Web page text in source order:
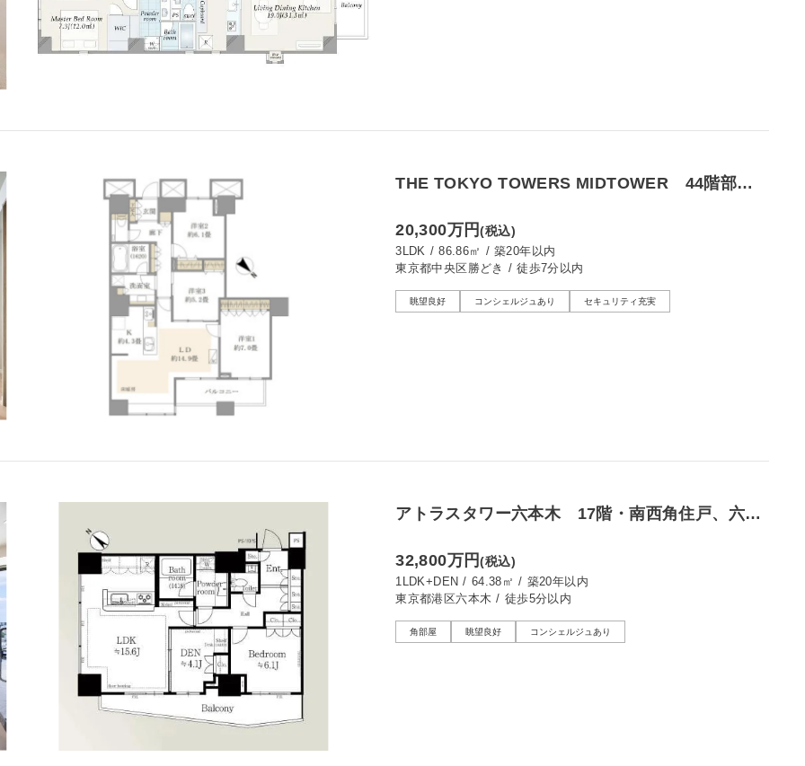
THE TOKYO TOWERS MIDTOWER 44階部で
20,300万円(税込)
3LDK / 86.86㎡ / 築20年以内
東京都中央区勝どき / 徒歩7分以内
眺望良好 コンシェルジュあり セキュリティ充実
アトラスタワー六本木 17階・南西角住戸、六本
32,800万円(税込)
1LDK+DEN / 64.38㎡ / 築20年以内
東京都港区六本木 / 徒歩5分以内
角部屋 眺望良好 コンシェルジュあり